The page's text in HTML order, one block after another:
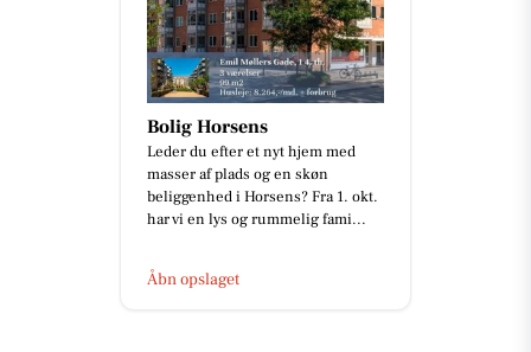
Bolig Horsens
Leder du efter et nyt hjem med
masser af plads og en skøn
beliggenhed i Horsens? Fra 1. okt.
har vi en lys og rummelig fami...
Åbn opslaget